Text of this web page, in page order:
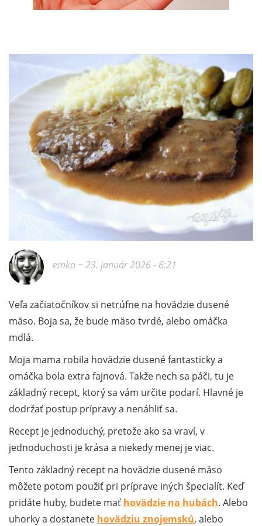
emko ~ 23. január 2026 - 6:21
Veľa začiatočníkov si netrúfne na hovädzie dusené
mäso. Boja sa, že bude mäso tvrdé, alebo omáčka
mdlá.
Moja mama robila hovädzie dusené fantasticky a
omáčka bola extra fajnová. Takže nech sa páči, tu je
základný recept, ktorý sa vám určite podarí. Hlavné je
dodržať postup prípravy a nenáhliť sa.
Recept je jednoduchý, pretože ako sa vraví, v
jednoduchosti je krása a niekedy menej je viac.
Tento základný recept na hovädzie dusené mäso
môžete potom použiť pri príprave iných špecialít. Keď
pridáte huby, budete mať hovädzie na hubách. Alebo
uhorky a dostanete hovädziu znojemskú, alebo